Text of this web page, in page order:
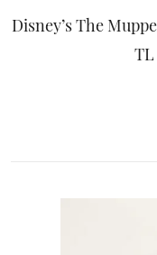
Disney’s The
TL